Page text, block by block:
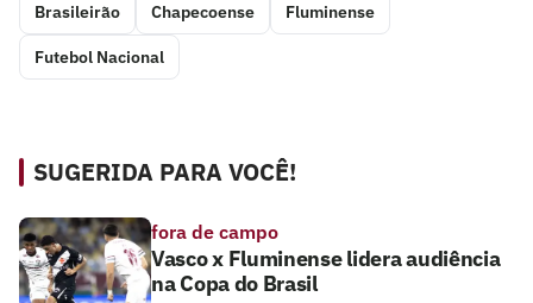
Brasileirão Chapecoense Fluminense
Futebol Nacional
SUGERIDA PARA VOCÊ!
fora de campo
Vasco x Fluminense lidera audiência
na Copa do Brasil